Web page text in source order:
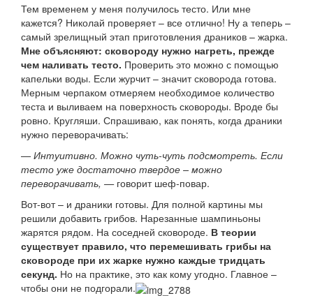
Тем временем у меня получилось тесто. Или мне
кажется? Николай проверяет – все отлично! Ну а теперь –
самый зрелищный этап приготовления драников – жарка.
Мне объясняют: сковороду нужно нагреть, прежде
чем наливать тесто. Проверить это можно с помощью
капельки воды. Если журчит – значит сковорода готова.
Мерным черпаком отмеряем необходимое количество
теста и выливаем на поверхность сковороды. Вроде бы
ровно. Кругляши. Спрашиваю, как понять, когда драники
нужно переворачивать:
— Интуитивно. Можно чуть-чуть подсмотреть. Если
тесто уже достаточно твердое – можно
переворачивать, — говорит шеф-повар.
Вот-вот – и драники готовы. Для полной картины мы
решили добавить грибов. Нарезанные шампиньоны
жарятся рядом. На соседней сковороде. В теории
существует правило, что перемешивать грибы на
сковороде при их жарке нужно каждые тридцать
секунд. Но на практике, это как кому угодно. Главное –
чтобы они не подгорали.